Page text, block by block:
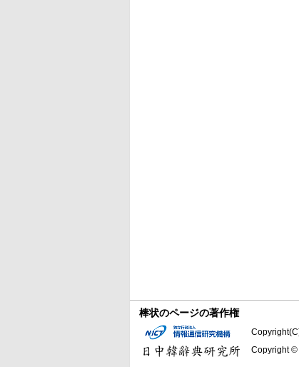
棒状のページの著作権
Copyright ©